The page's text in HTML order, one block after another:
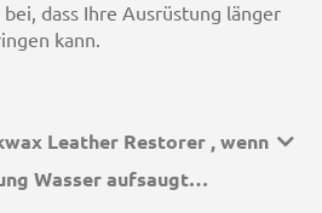
dass Ihre Ausrüstung länger
kann.
Leather Restorer , wenn
Wasser aufsaugt…